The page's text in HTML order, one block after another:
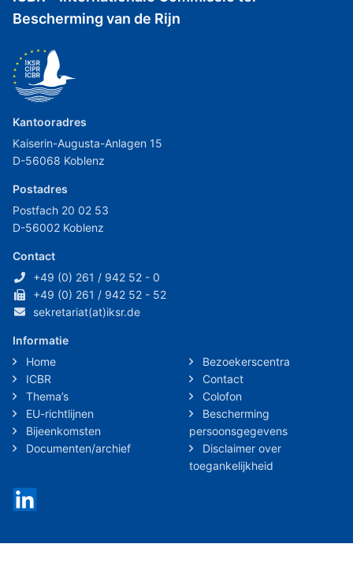
Bescherming van de Rijn
Kantooradres
Kaiserin-Augusta-Anlagen 15
D-56068 Koblenz
Postadres
Postfach 20 02 53
D-56002 Koblenz
Contact
+49 (0) 261 / 942 52 - 0
+49 (0) 261 / 942 52 - 52
sekretariat(at)iksr.de
Informatie
Home
ICBR
Thema’s
EU-richtlijnen
Bijeenkomsten
Documenten/archief
Bezoekerscentra
Contact
Colofon
Bescherming
persoonsgegevens
Disclaimer over
toegankelijkheid